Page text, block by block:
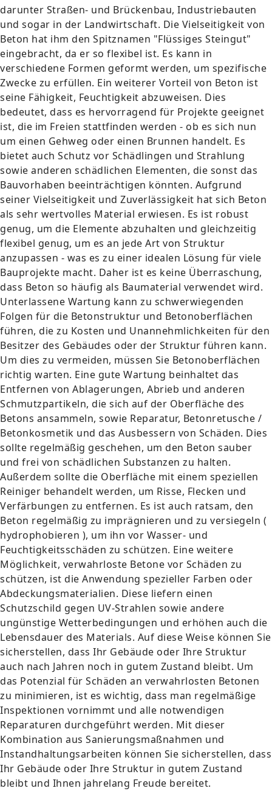
darunter Straßen- und Brückenbau, Industriebauten
und sogar in der Landwirtschaft. Die Vielseitigkeit von
Beton hat ihm den Spitznamen "Flüssiges Steingut"
eingebracht, da er so flexibel ist. Es kann in
verschiedene Formen geformt werden, um spezifische
Zwecke zu erfüllen. Ein weiterer Vorteil von Beton ist
seine Fähigkeit, Feuchtigkeit abzuweisen. Dies
bedeutet, dass es hervorragend für Projekte geeignet
ist, die im Freien stattfinden werden - ob es sich nun
um einen Gehweg oder einen Brunnen handelt. Es
bietet auch Schutz vor Schädlingen und Strahlung
sowie anderen schädlichen Elementen, die sonst das
Bauvorhaben beeinträchtigen könnten. Aufgrund
seiner Vielseitigkeit und Zuverlässigkeit hat sich Beton
als sehr wertvolles Material erwiesen. Es ist robust
genug, um die Elemente abzuhalten und gleichzeitig
flexibel genug, um es an jede Art von Struktur
anzupassen - was es zu einer idealen Lösung für viele
Bauprojekte macht. Daher ist es keine Überraschung,
dass Beton so häufig als Baumaterial verwendet wird.
Unterlassene Wartung kann zu schwerwiegenden
Folgen für die Betonstruktur und Betonoberflächen
führen, die zu Kosten und Unannehmlichkeiten für den
Besitzer des Gebäudes oder der Struktur führen kann.
Um dies zu vermeiden, müssen Sie Betonoberflächen
richtig warten. Eine gute Wartung beinhaltet das
Entfernen von Ablagerungen, Abrieb und anderen
Schmutzpartikeln, die sich auf der Oberfläche des
Betons ansammeln, sowie Reparatur, Betonretusche /
Betonkosmetik und das Ausbessern von Schäden. Dies
sollte regelmäßig geschehen, um den Beton sauber
und frei von schädlichen Substanzen zu halten.
Außerdem sollte die Oberfläche mit einem speziellen
Reiniger behandelt werden, um Risse, Flecken und
Verfärbungen zu entfernen. Es ist auch ratsam, den
Beton regelmäßig zu imprägnieren und zu versiegeln (
hydrophobieren ), um ihn vor Wasser- und
Feuchtigkeitsschäden zu schützen. Eine weitere
Möglichkeit, verwahrloste Betone vor Schäden zu
schützen, ist die Anwendung spezieller Farben oder
Abdeckungsmaterialien. Diese liefern einen
Schutzschild gegen UV-Strahlen sowie andere
ungünstige Wetterbedingungen und erhöhen auch die
Lebensdauer des Materials. Auf diese Weise können Sie
sicherstellen, dass Ihr Gebäude oder Ihre Struktur
auch nach Jahren noch in gutem Zustand bleibt. Um
das Potenzial für Schäden an verwahrlosten Betonen
zu minimieren, ist es wichtig, dass man regelmäßige
Inspektionen vornimmt und alle notwendigen
Reparaturen durchgeführt werden. Mit dieser
Kombination aus Sanierungsmaßnahmen und
Instandhaltungsarbeiten können Sie sicherstellen, dass
Ihr Gebäude oder Ihre Struktur in gutem Zustand
bleibt und Ihnen jahrelang Freude bereitet.